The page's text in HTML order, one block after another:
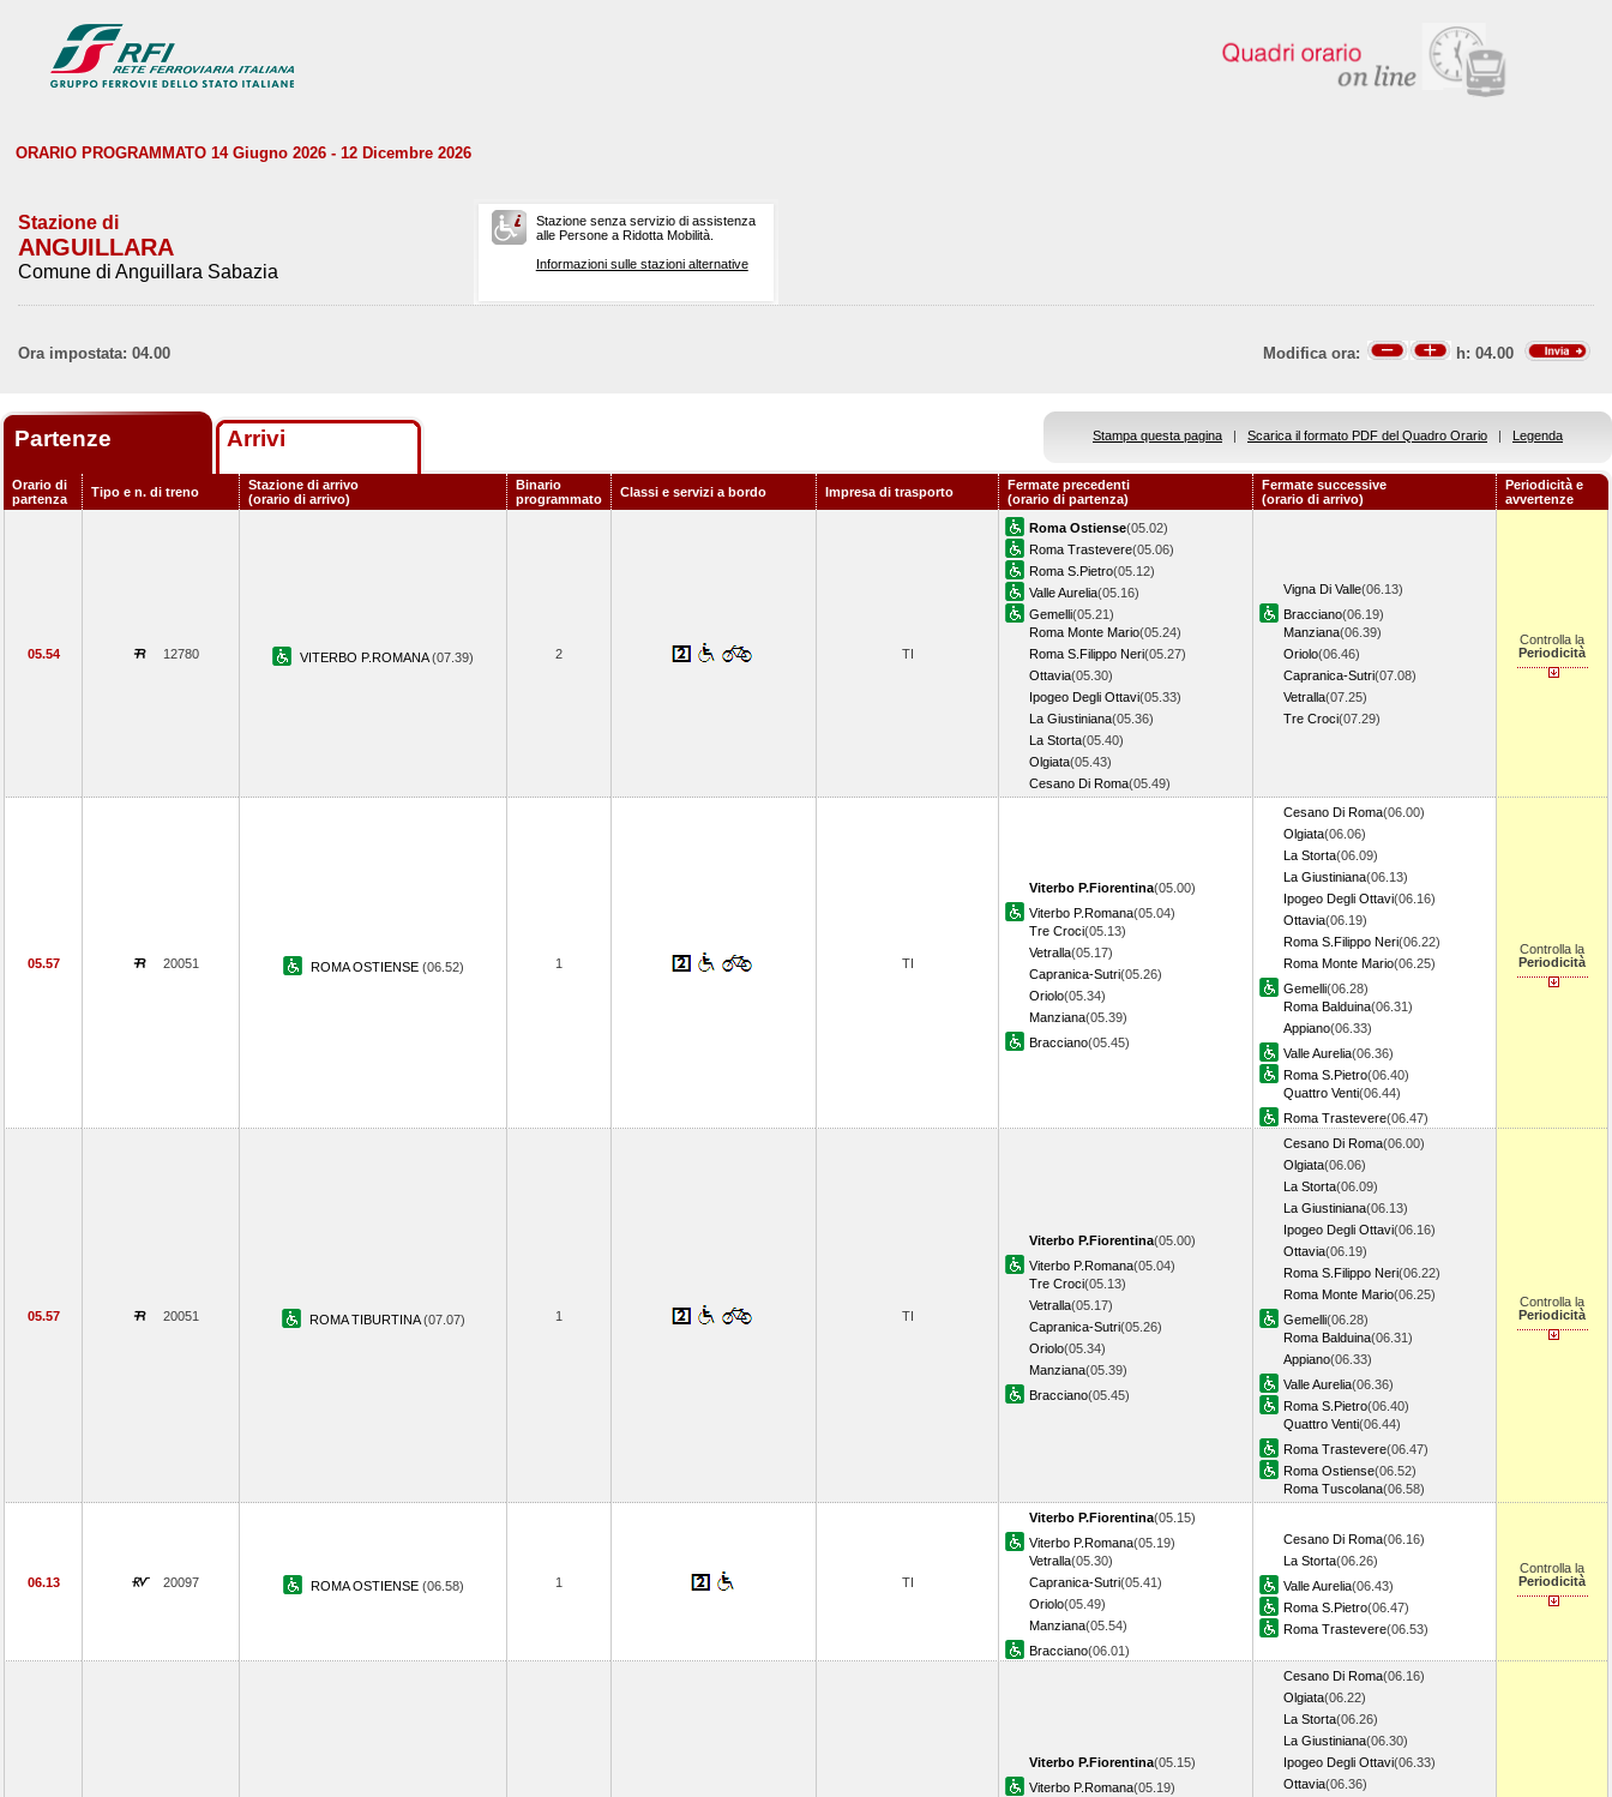
ORARIO PROGRAMMATO 14 Giugno 2026 - 12 Dicembre 2026
Stazione di
ANGUILLARA
Comune di Anguillara Sabazia
Stazione senza servizio di assistenza
alle Persone a Ridotta Mobilità.
Informazioni sulle stazioni alternative
Ora impostata: 04.00 Modifica ora: h: 04.00
Partenze Arrivi Stampa questa pagina | Scarica il formato PDF del Quadro Orario | Legenda
Orario di
partenza
Tipo e n. di treno
Stazione di arrivo
(orario di arrivo)
Binario
programmato
Classi e servizi a bordo Impresa di trasporto
Fermate precedenti
(orario di partenza)
Fermate successive
(orario di arrivo)
Periodicità e
avvertenze
05.54 12780 VITERBO P.ROMANA(07.39) 2 TI
Roma Ostiense(05.02)
Roma Trastevere(05.06)
Roma S.Pietro(05.12)
Valle Aurelia(05.16)
Gemelli(05.21)
Roma Monte Mario(05.24)
Roma S.Filippo Neri(05.27)
Ottavia(05.30)
Ipogeo Degli Ottavi(05.33)
La Giustiniana(05.36)
La Storta(05.40)
Olgiata(05.43)
Cesano Di Roma(05.49)
Vigna Di Valle(06.13)
Bracciano(06.19)
Manziana(06.39)
Oriolo(06.46)
Capranica-Sutri(07.08)
Vetralla(07.25)
Tre Croci(07.29)
Controlla la
Periodicità
05.57 20051 ROMA OSTIENSE (06.52) 1 TI
Viterbo P.Fiorentina(05.00)
Viterbo P.Romana(05.04)
Tre Croci(05.13)
Vetralla(05.17)
Capranica-Sutri(05.26)
Oriolo(05.34)
Manziana(05.39)
Bracciano(05.45)
Cesano Di Roma(06.00)
Olgiata(06.06)
La Storta(06.09)
La Giustiniana(06.13)
Ipogeo Degli Ottavi(06.16)
Ottavia(06.19)
Roma S.Filippo Neri(06.22)
Roma Monte Mario(06.25)
Gemelli(06.28)
Roma Balduina(06.31)
Appiano(06.33)
Valle Aurelia(06.36)
Roma S.Pietro(06.40)
Quattro Venti(06.44)
Roma Trastevere(06.47)
Controlla la
Periodicità
05.57 20051 ROMA TIBURTINA(07.07) 1 TI
Viterbo P.Fiorentina(05.00)
Viterbo P.Romana(05.04)
Tre Croci(05.13)
Vetralla(05.17)
Capranica-Sutri(05.26)
Oriolo(05.34)
Manziana(05.39)
Bracciano(05.45)
Cesano Di Roma(06.00)
Olgiata(06.06)
La Storta(06.09)
La Giustiniana(06.13)
Ipogeo Degli Ottavi(06.16)
Ottavia(06.19)
Roma S.Filippo Neri(06.22)
Roma Monte Mario(06.25)
Gemelli(06.28)
Roma Balduina(06.31)
Appiano(06.33)
Valle Aurelia(06.36)
Roma S.Pietro(06.40)
Quattro Venti(06.44)
Roma Trastevere(06.47)
Roma Ostiense(06.52)
Roma Tuscolana(06.58)
Controlla la
Periodicità
06.13 20097 ROMA OSTIENSE (06.58) 1 TI
Viterbo P.Fiorentina(05.15)
Viterbo P.Romana(05.19)
Vetralla(05.30)
Capranica-Sutri(05.41)
Oriolo(05.49)
Manziana(05.54)
Bracciano(06.01)
Cesano Di Roma(06.16)
La Storta(06.26)
Valle Aurelia(06.43)
Roma S.Pietro(06.47)
Roma Trastevere(06.53)
Controlla la
Periodicità
Viterbo P.Fiorentina(05.15)
Viterbo P.Romana(05.19)
Cesano Di Roma(06.16)
Olgiata(06.22)
La Storta(06.26)
La Giustiniana(06.30)
Ipogeo Degli Ottavi(06.33)
Ottavia(06.36)